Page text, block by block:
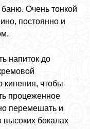
Очень тонкой
постоянно и
напиток до
кипения, чтобы
процеженное
перемешать и
высоких бокалах